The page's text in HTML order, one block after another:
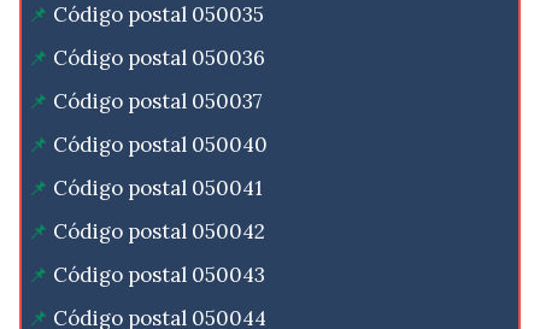
Código postal 050035
Código postal 050036
Código postal 050037
Código postal 050040
Código postal 050041
Código postal 050042
Código postal 050043
Código postal 050044